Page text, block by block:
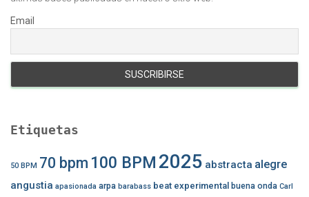
Email
Etiquetas
50 BPM 70 bpm 100 BPM 2025 abstracta alegre
angustia apasionada arpa barabass beat experimental buena onda Carl